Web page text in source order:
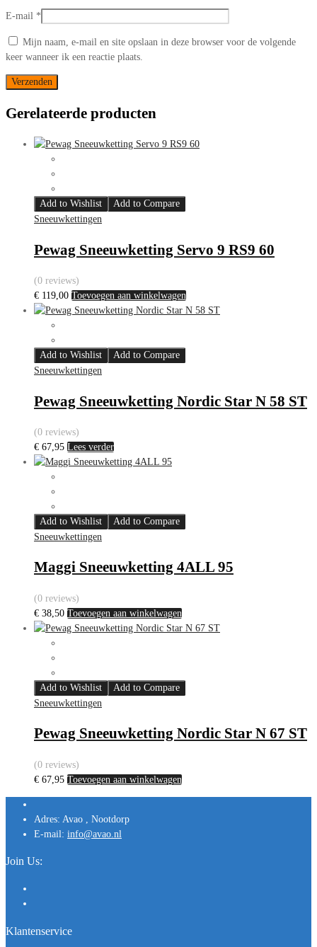
E-mail *
Mijn naam, e-mail en site opslaan in deze browser voor de volgende
keer wanneer ik een reactie plaats.
Gerelateerde producten
Add to Wishlist
Add to Compare
Sneeuwkettingen
Pewag Sneeuwketting Servo 9 RS9 60
(0 reviews)
€ 119,00 Toevoegen aan winkelwagen
Add to Wishlist
Add to Compare
Sneeuwkettingen
Pewag Sneeuwketting Nordic Star N 58 ST
(0 reviews)
€ 67,95 Lees verder
Add to Wishlist
Add to Compare
Sneeuwkettingen
Maggi Sneeuwketting 4ALL 95
(0 reviews)
€ 38,50 Toevoegen aan winkelwagen
Add to Wishlist
Add to Compare
Sneeuwkettingen
Pewag Sneeuwketting Nordic Star N 67 ST
(0 reviews)
€ 67,95 Toevoegen aan winkelwagen
Adres: Avao , Nootdorp
E-mail: info@avao.nl
Join Us:
Klantenservice